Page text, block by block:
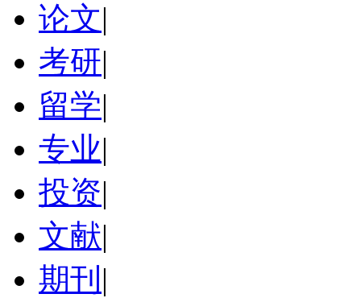
论文|
考研|
留学|
专业|
投资|
文献|
期刊 |